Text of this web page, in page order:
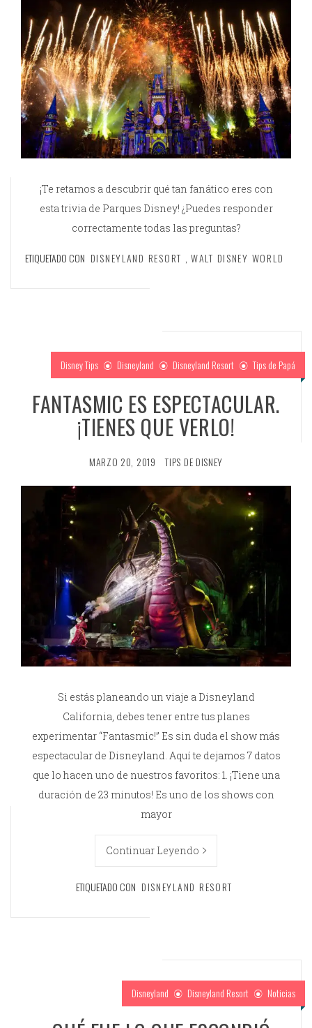
¡Te retamos a descubrir qué tan fanático eres con
esta trivia de Parques Disney! ¿Puedes responder
correctamente todas las preguntas?
ETIQUETADO CON DISNEYLAND RESORT , WALT DISNEY WORLD
Disney Tips Disneyland Disneyland Resort Tips de Papá
FANTASMIC ES ESPECTACULAR.
¡TIENES QUE VERLO!
MARZO 20, 2019 TIPS DE DISNEY
Si estás planeando un viaje a Disneyland
California, debes tener entre tus planes
experimentar “Fantasmic!” Es sin duda el show más
espectacular de Disneyland. Aquí te dejamos 7 datos
que lo hacen uno de nuestros favoritos: 1. ¡Tiene una
duración de 23 minutos! Es uno de los shows con
mayor
Continuar Leyendo
ETIQUETADO CON DISNEYLAND RESORT
Disneyland Disneyland Resort Noticias